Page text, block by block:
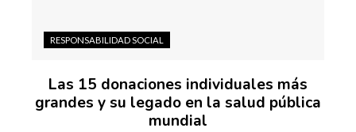
RESPONSABILIDAD SOCIAL
Las 15 donaciones individuales más
grandes y su legado en la salud pública
mundial